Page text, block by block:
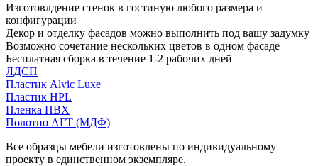
Изготовлдение стенок в гостиную любого размера и
конфигурации
Декор и отделку фасадов можно выполнить под вашу задумку
Возможно сочетание нескольких цветов в одном фасаде
Бесплатная сборка в течение 1-2 рабочих дней
ЛДСП
Пластик Alvic Luxe
Пластик HPL
Пленка ПВХ
Полотно АГТ (МДФ)
Все образцы мебели изготовлены по индивидуальному
проекту в единственном экземпляре.